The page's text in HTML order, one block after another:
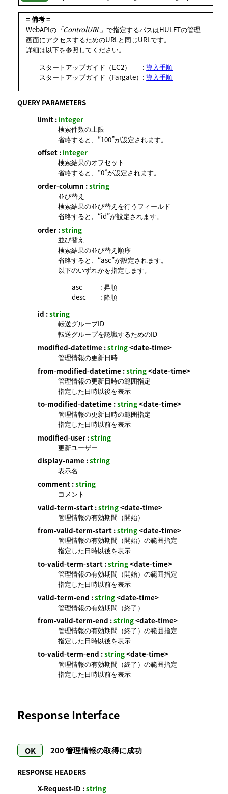
= 備考 =
WebAPIの
ControlURL
で指定するパスはHULFTの管理
画面にアクセスするためのURLと同じURLです。
詳細は以下を参照してください。
スタートアップガイド（EC2）
:導入手順
スタートアップガイド（Fargate） :導入手順
QUERY PARAMETERS
limit : integer
検索件数の上限
省略すると、“100”が設定されます。
offset : integer
検索結果のオフセット
省略すると、“0”が設定されます。
order-column :string
並び替え
検索結果の並び替えを行うフィールド
省略すると、“id”が設定されます。
order :string
並び替え
検索結果の並び替え順序
省略すると、“asc”が設定されます。
以下のいずれかを指定します。
asc
: 昇順
desc
: 降順
id :string
転送グループID
転送グループを認識するためのID
modified-datetime :string<date-time>
管理情報の更新日時
from-modified-datetime :string<date-time>
管理情報の更新日時の範囲指定
指定した日時以後を表示
to-modified-datetime :string<date-time>
管理情報の更新日時の範囲指定
指定した日時以前を表示
modified-user :string
更新ユーザー
display-name :string
表示名
comment :string
コメント
valid-term-start :string<date-time>
管理情報の有効期間（開始）
from-valid-term-start :string<date-time>
管理情報の有効期間（開始）の範囲指定
指定した日時以後を表示
to-valid-term-start :string<date-time>
管理情報の有効期間（開始）の範囲指定
指定した日時以前を表示
valid-term-end :string<date-time>
管理情報の有効期間（終了）
from-valid-term-end :string<date-time>
管理情報の有効期間（終了）の範囲指定
指定した日時以後を表示
to-valid-term-end :string<date-time>
管理情報の有効期間（終了）の範囲指定
指定した日時以前を表示
Response Interface
200管理情報の取得に成功
RESPONSE HEADERS
X-Request-ID :string